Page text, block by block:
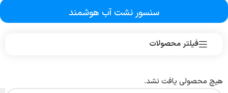
سنسور نشت آب هوشمند
فیلتر محصولات
هیچ محصولی یافت نشد.